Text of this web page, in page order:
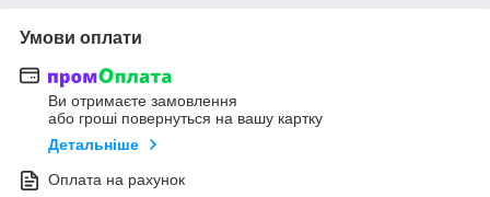
Умови оплати
Ви отримаєте замовлення
або гроші повернуться на вашу картку
Детальніше
Оплата на рахунок